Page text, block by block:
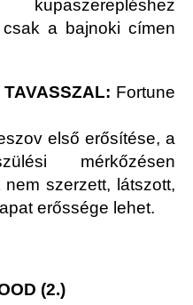
a bajnoki címen
Fortune
első erősítése, a
mérkőzésen
szerzett, látszott,
erőssége lehet.
(2.)